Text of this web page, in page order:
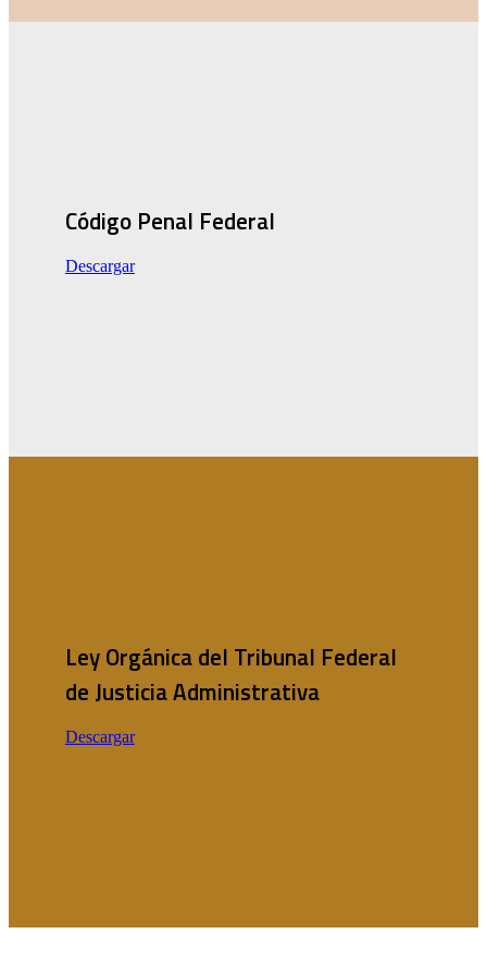
Código Penal Federal
Descargar
Ley Orgánica del Tribunal Federal
de Justicia Administrativa
Descargar